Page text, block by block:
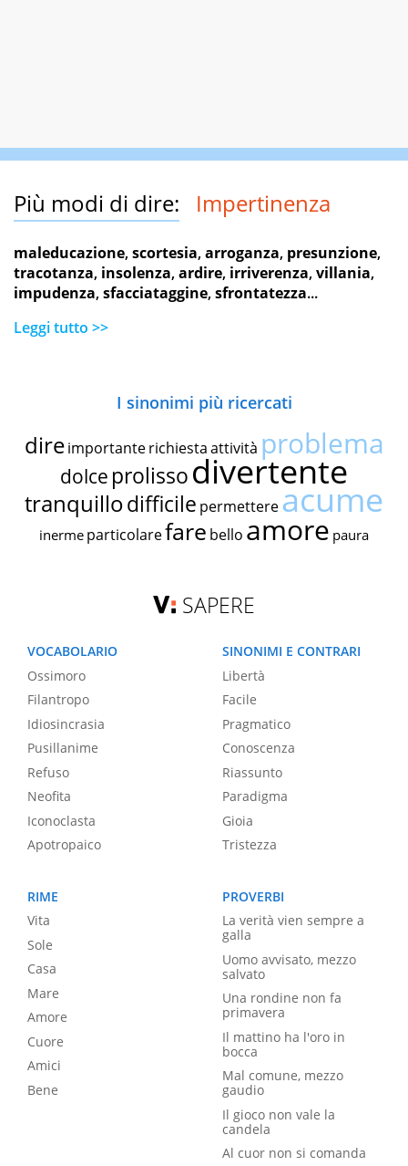
Più modi di dire: Impertinenza
maleducazione,scortesia,arroganza, presunzione,
tracotanza, insolenza,ardire, irriverenza,villania,
impudenza,sfacciataggine,sfrontatezza...
Leggi tutto >>
I sinonimi più ricercati
dire importante richiestaattività problema
dolce prolissodivertente
tranquillodifficile permettereacume
inerme particolarefare bello amore paura
SAPERE
VOCABOLARIO
Ossimoro
Filantropo
Idiosincrasia
Pusillanime
Refuso
Neofita
Iconoclasta
Apotropaico
SINONIMI E CONTRARI
Libertà
Facile
Pragmatico
Conoscenza
Riassunto
Paradigma
Gioia
Tristezza
RIME
Vita
Sole
Casa
Mare
Amore
Cuore
Amici
Bene
PROVERBI
La verità vien sempre a
galla
Uomo avvisato, mezzo
salvato
Una rondine non fa
primavera
Il mattino ha l'oro in
bocca
Mal comune, mezzo
gaudio
Il gioco non vale la
candela
Al cuor non si comanda